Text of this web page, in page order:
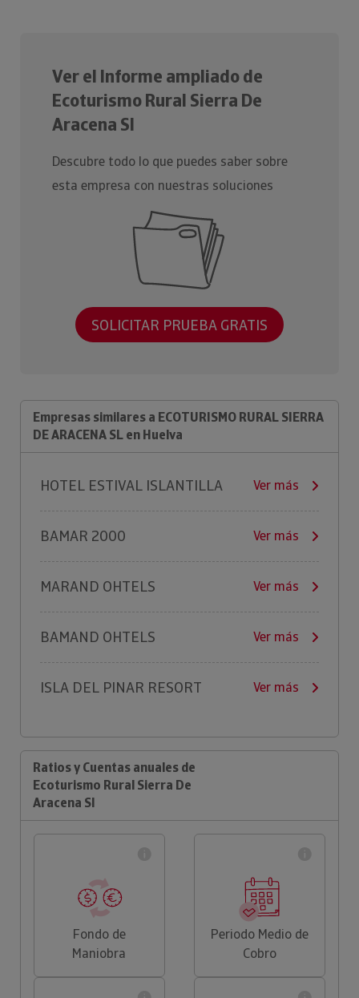
Ver el Informe ampliado de
Ecoturismo Rural Sierra De
Aracena Sl
Descubre todo lo que puedes saber sobre
esta empresa con nuestras soluciones
SOLICITAR PRUEBA GRATIS
Empresas similares a ECOTURISMO RURAL SIERRA
DE ARACENA SL en Huelva
HOTEL ESTIVAL ISLANTILLA Ver más
BAMAR 2000 Ver más
MARAND OHTELS Ver más
BAMAND OHTELS Ver más
ISLA DEL PINAR RESORT Ver más
Ratios y Cuentas anuales de
Ecoturismo Rural Sierra De
Aracena Sl
Fondo de
Maniobra
Periodo Medio de
Cobro